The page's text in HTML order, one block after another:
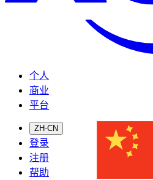
个人
商业
平台
ZH-CN
登录
注册
帮助